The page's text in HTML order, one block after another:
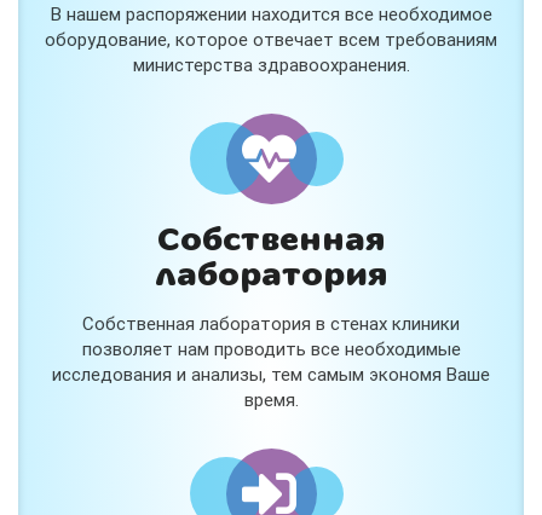
В нашем распоряжении находится все необходимое
оборудование, которое отвечает всем требованиям
министерства здравоохранения.
Собственная
лаборатория
Собственная лаборатория в стенах клиники
позволяет нам проводить все необходимые
исследования и анализы, тем самым экономя Ваше
время.
спортсменам и беременным женщинам.
Специальная цена — 3000 ₽.
и расскажем подробнее!
Нет, спасибо
Я согласен на обработкуперсональных данных
Работает наСтримвуд